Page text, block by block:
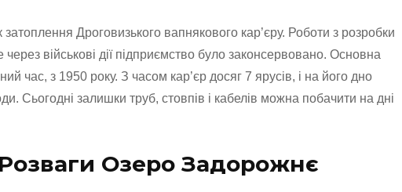
Дроговизького вапнякового кар’єру. Роботи з розробки
військові дії підприємство було законсервовано. Основна
час, з 1950 року. З часом кар’єр досяг 7 ярусів, і на його дно
Сьогодні залишки труб, стовпів і кабелів можна побачити на дні
Озеро Задорожнє